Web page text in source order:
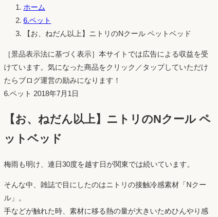
ホーム
6.ペット
【お、ねだん以上】ニトリのNクール ペットベッド
［景品表示法に基づく表示］本サイトでは広告による収益を受
けています。気になった商品をクリック／タップしていただけ
たらブログ運営の励みになります！
6.ペット 投
日：
2018年7月1日
【お、ねだん以上】ニトリのNクール ペ
ットベッド
梅雨も明け、連日30度を越す日が関東では続いています。
そんな中、雑誌で目にしたのはニトリの接触冷感素材「Nクー
ル」。
手などが触れた時、素材に移る熱の量が大きいためひんやり感